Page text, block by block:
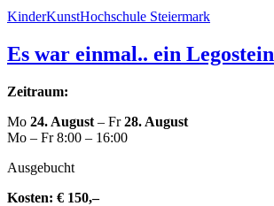
Kin­der­Kunst­Hoch­schu­le Steiermark
Es war einmal.. ein Legostein
Zeitraum:
Mo 24. August – Fr28. August
Mo – Fr 8:00 – 16:00
Aus­ge­bucht
Kosten: € 150,–